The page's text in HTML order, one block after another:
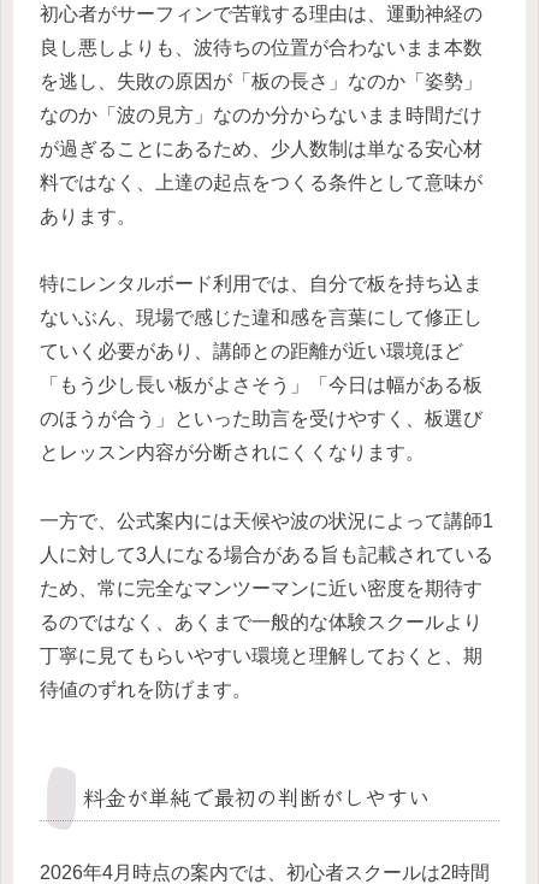
初心者がサーフィンで苦戦する理由は、運動神経の
良し悪しよりも、波待ちの位置が合わないまま本数
を逃し、失敗の原因が「板の長さ」なのか「姿勢」
なのか「波の見方」なのか分からないまま時間だけ
が過ぎることにあるため、少人数制は単なる安心材
料ではなく、上達の起点をつくる条件として意味が
あります。
特にレンタルボード利用では、自分で板を持ち込ま
ないぶん、現場で感じた違和感を言葉にして修正し
ていく必要があり、講師との距離が近い環境ほど
「もう少し長い板がよさそう」「今日は幅がある板
のほうが合う」といった助言を受けやすく、板選び
とレッスン内容が分断されにくくなります。
一方で、公式案内には天候や波の状況によって講師1
人に対して3人になる場合がある旨も記載されている
ため、常に完全なマンツーマンに近い密度を期待す
るのではなく、あくまで一般的な体験スクールより
丁寧に見てもらいやすい環境と理解しておくと、期
待値のずれを防げます。
料金が単純で最初の判断がしやすい
2026年4月時点の案内では、初心者スクールは2時間